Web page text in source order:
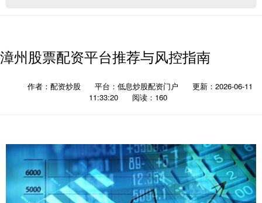
漳州股票配资平台推荐与风控指南
作者：配资炒股 平台：低息炒股配资门户
更新：2026-06-11
11:33:20
阅读：160